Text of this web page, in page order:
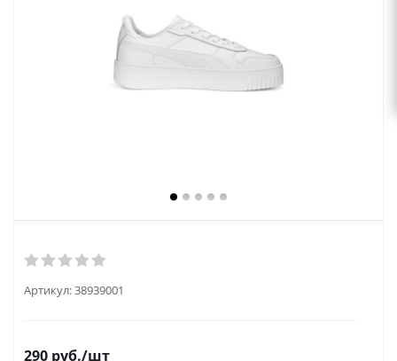
Артикул:38939001
290 руб./шт